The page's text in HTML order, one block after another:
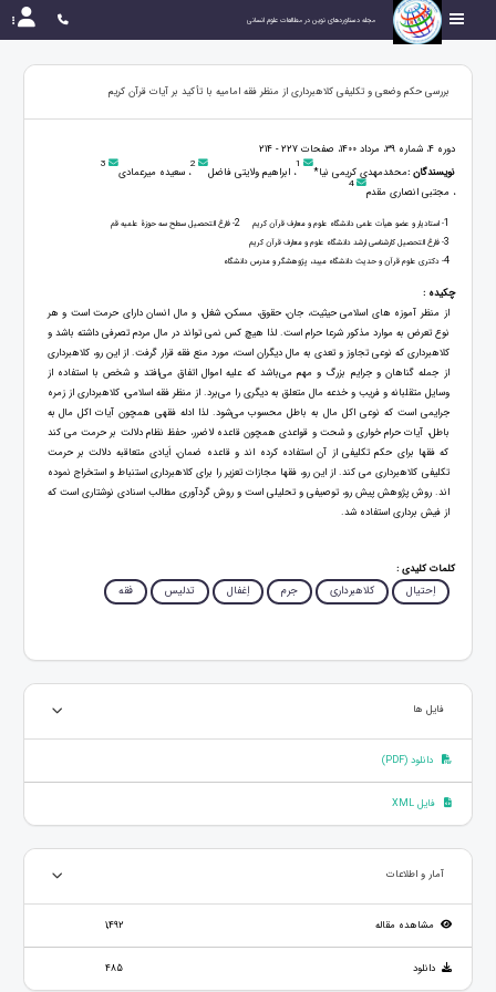
مجله دستاوردهای نوین در مطالعات علوم انسانی
بررسی حکم وضعی و تکلیفی کلاهبرداری از منظر فقه امامیه با تأکید بر آیات قرآن کریم
دوره 4، شماره 39، مرداد 1400، صفحات 227 - 214
نویسندگان :محمّدمهدی کریمی نیا* 1، ابراهیم ولایتی فاضل 2، سعیده میرعمادی 3
، مجتبی انصاری مقدم 4
1- استادیار و عضو هیأت علمی دانشگاه علوم و معارف قرآن کریم 2- فارغ التحصیل سطح سه حوزۀ علمیه قم
3- فارغ التحصیل کارشناسی ارشد دانشگاه علوم و معارف قرآن کریم
4- دکتری علوم قرآن و حدیث دانشگاه میبد، پژوهشگر و مدرس دانشگاه
چکیده :
از منظر آموزه های اسلامی حیثیت، جان، حقوق، مسکن، شغل، و مال انسان دارای حرمت است و هر
نوع تعرض به موارد مذکور شرعا حرام است. لذا هیچ کس نمی تواند در مال مردم تصرفی داشته باشد و
کلاهبرداری که نوعی تجاوز و تعدی به مال دیگران است، مورد منع فقه قرار گرفت. از این رو، کلاهبرداری
از جمله گناهان و جرایم بزرگ و مهم می‌باشد که علیه اموال اتفاق می‌افتد و شخص با استفاده از
وسایل متقلبانه و فریب و خدعه مال متعلق به دیگری را می‌برد. از منظر فقه اسلامی، کلاهبرداری از زمره
جرایمی است که نوعی اکل مال به باطل محسوب می‌شود. لذا ادله فقهی همچون آیات اکل مال به
باطل، آیات حرام خواری و سُحت و قواعدی همچون قاعده لاضرر، حفظ نظام دلالت بر حرمت می کند
که فقها برای حکم تکلیفی از آن استفاده کرده اند و قاعده ضمان، اَیادی متعاقبه دلالت بر حرمت
تکلیفی کلاهبرداری می کند. از این رو، فقها مجازات تعزیر را برای کلاهبرداری استنباط و استخراج نموده
اند. روش پژوهش پیش رو، توصیفی و تحلیلی است و روش گردآوری مطالب اسنادی نوشتاری است که
از فیش برداری استفاده شد.
کلمات کلیدی :
اِحتیال کلاهبرداری جرم اِغفال تدلیس فقه
فایل ها
دانلود (PDF)
فایل XML
آمار و اطلاعات
مشاهده مقاله 1,492
دانلود 485